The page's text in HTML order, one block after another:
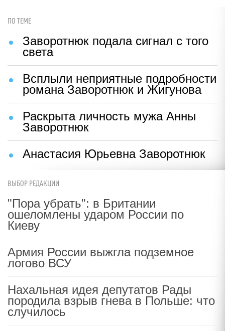
ПО ТЕМЕ
Заворотнюк подала сигнал с того
света
Всплыли неприятные подробности
романа Заворотнюк и Жигунова
Раскрыта личность мужа Анны
Заворотнюк
Анастасия Юрьевна Заворотнюк
ВЫБОР РЕДАКЦИИ
"Пора убрать": в Британии
ошеломлены ударом России по
Киеву
Армия России выжгла подземное
логово ВСУ
Нахальная идея депутатов Рады
породила взрыв гнева в Польше: что
случилось